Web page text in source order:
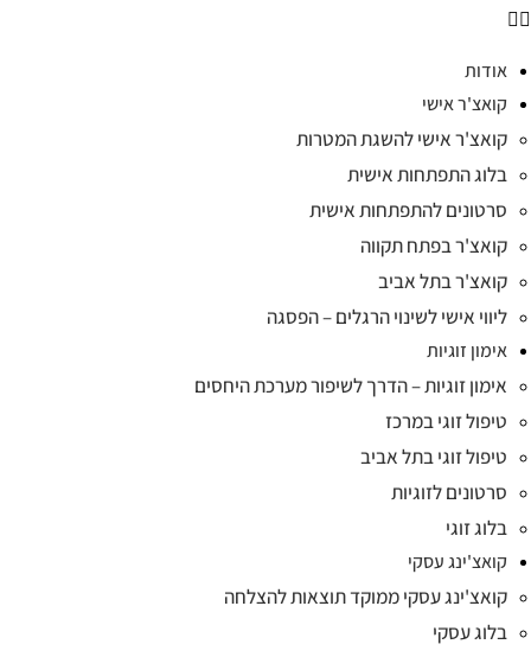
אודות
קואצ'ר אישי
קואצ'ר אישי להשגת המטרות
בלוג התפתחות אישית
סרטונים להתפתחות אישית
קואצ'ר בפתח תקווה
קואצ'ר בתל אביב
ליווי אישי לשינוי הרגלים – הפסגה
אימון זוגיות
אימון זוגיות – הדרך לשיפור מערכת היחסים
טיפול זוגי במרכז
טיפול זוגי בתל אביב
סרטונים לזוגיות
בלוג זוגי
קואצ'ינג עסקי
קואצ'ינג עסקי ממוקד תוצאות להצלחה
בלוג עסקי